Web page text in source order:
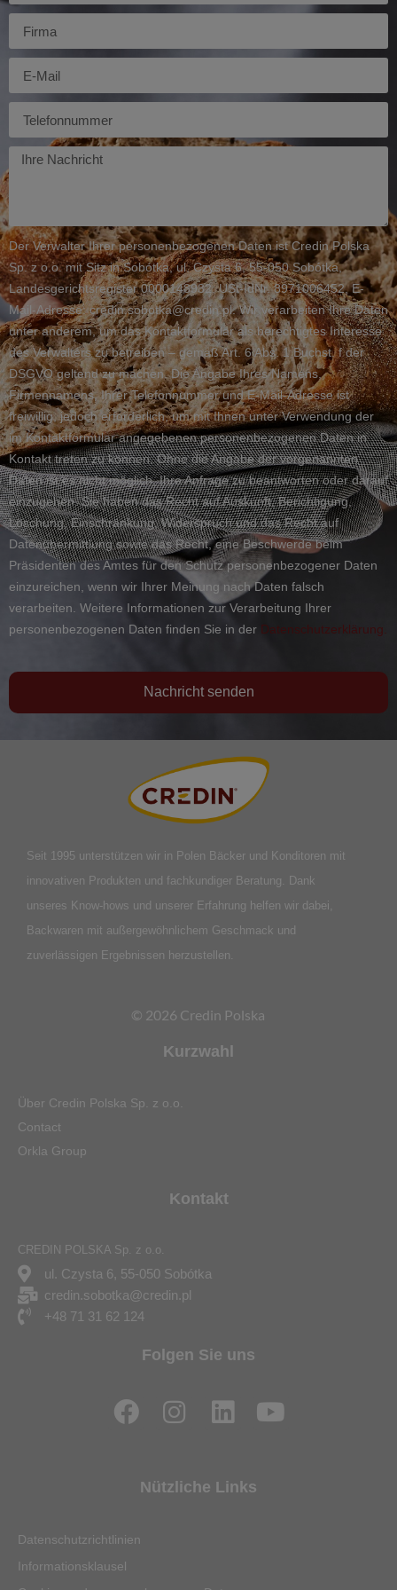
Twoja
wiadomość
Der Verwalter Ihrer personenbezogenen Daten ist Credin Polska
Sp. z o.o. mit Sitz in Sobótka, ul. Czysta 6, 55-050 Sobótka,
Landesgerichtsregister 0000148982, USt-IdNr. 8971006452, E-
Mail-Adresse: credin.sobotka@credin.pl. Wir verarbeiten Ihre Daten
unter anderem, um das Kontaktformular als berechtigtes Interesse
des Verwalters zu betreiben – gemäß Art. 6 Abs. 1 Buchst. f der
DSGVO geltend zu machen. Die Angabe Ihres Namens,
Firmennamens, Ihrer Telefonnummer und E-Mail-Adresse ist
freiwillig, jedoch erforderlich, um mit Ihnen unter Verwendung der
im Kontaktformular angegebenen personenbezogenen Daten in
Kontakt treten zu können. Ohne die Angabe der vorgenannten
Daten ist es nicht möglich, Ihre Anfrage zu beantworten oder darauf
einzugehen. Sie haben das Recht auf Auskunft, Berichtigung,
Löschung, Einschränkung, Widerspruch und das Recht auf
Datenübermittlung sowie das Recht, eine Beschwerde beim
Präsidenten des Amtes für den Schutz personenbezogener Daten
einzureichen, wenn wir Ihrer Meinung nach Daten falsch
verarbeiten. Weitere Informationen zur Verarbeitung Ihrer
personenbezogenen Daten finden Sie in der Datenschutzerklärung.
Nachricht senden
Seit 1995 unterstützen wir in Polen Bäcker und Konditoren mit
innovativen Produkten und fachkundiger Beratung. Dank
unseres Know-hows und unserer Erfahrung helfen wir dabei,
Backwaren mit außergewöhnlichem Geschmack und
zuverlässigen Ergebnissen herzustellen.
© 2026 Credin Polska
Kurzwahl
Über Credin Polska Sp. z o.o.
Contact
Orkla Group
Kontakt
CREDIN POLSKA Sp. z o.o.
ul. Czysta 6, 55-050 Sobótka
credin.sobotka@credin.pl
+48 71 31 62 124
Folgen Sie uns
F
a
o
o
I
n
t
L
i
k
Y
Nützliche Links
Datenschutzrichtlinien
Informationsklausel